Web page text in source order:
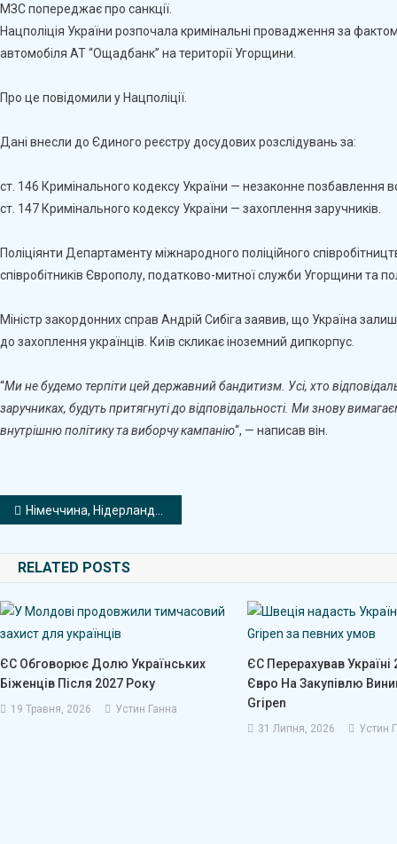
Про
Угорщині
МЗС попереджає про санкції.
Нацполіція України розпочала кримінальні провадження за
автомобіля АТ “Ощадбанк” на території Угорщини.
Про це повідомили у Нацполіції.
Дані внесли до Єдиного реєстру досудових розслідувань за:
ст. 146 Кримінального кодексу України — незаконне позбавлення
ст. 147 Кримінального кодексу України — захоплення заручників.
Поліціянти Департаменту міжнародного поліційного
співробітників Європолу, податково-митної служби Угорщини та
Міністр закордонних справ Андрій Сибіга заявив, що Україна
до захоплення українців. Київ скликає іноземний дипкорпус.
“Ми не будемо терпіти цей державний бандитизм. Усі, хто
заручниках, будуть притягнуті до відповідальності. Ми знову
внутрішню політику та виборчу кампанію“, — написав він.
Навігація
записів
Німеччина, Нідерланди, Австрія, Данія та Греція збудуть центри депортації за межами Європи
RELATED POSTS
ЄС Обговорює Долю Українських
Біженців Після 2027 Року
19 Травня, 2026 Устин Ганна
ЄС Перерахував
Євро На Закупівлю
Gripen
31 Липня, 2026 Устин